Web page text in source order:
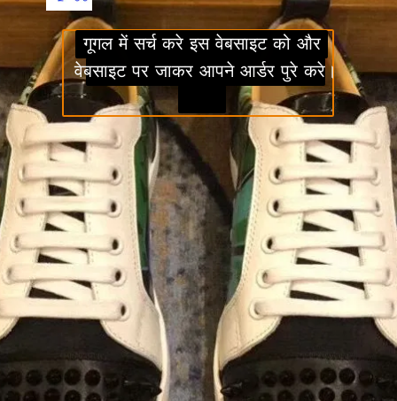
गूगल में सर्च करे इस वेबसाइट को और
वेबसाइट पर जाकर आपने आर्डर पुरे
गूगल में सर्च करे इस वेबसाइट को और
वेबसाइट पर जाकर आपने आर्डर पुरे करे।